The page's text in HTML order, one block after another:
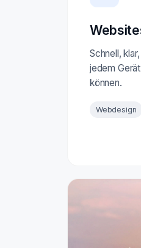
Schnell,
jedem
können.
Webdesign